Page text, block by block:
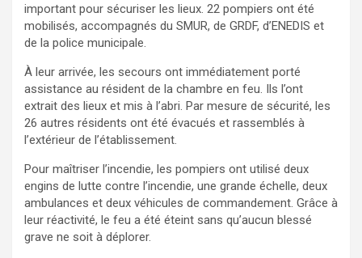
important pour sécuriser les lieux. 22 pompiers ont été
mobilisés, accompagnés du SMUR, de GRDF, d’ENEDIS et
de la police municipale.
À leur arrivée, les secours ont immédiatement porté
assistance au résident de la chambre en feu. Ils l’ont
extrait des lieux et mis à l’abri. Par mesure de sécurité, les
26 autres résidents ont été évacués et rassemblés à
l’extérieur de l’établissement.
Pour maîtriser l’incendie, les pompiers ont utilisé deux
engins de lutte contre l’incendie, une grande échelle, deux
ambulances et deux véhicules de commandement. Grâce à
leur réactivité, le feu a été éteint sans qu’aucun blessé
grave ne soit à déplorer.